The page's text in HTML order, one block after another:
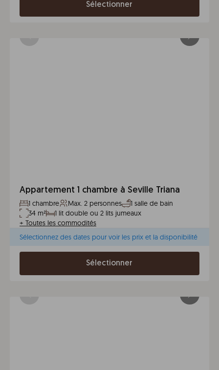
Sélectionner
Appartement 1 chambre à Seville Triana
1 chambre Max. 2 personnes
1 salle de bain
34 m²
1 lit double ou 2 lits jumeaux
+ Toutes les commodités
Sélectionnez des dates pour voir les prix et la disponibilité
Sélectionner